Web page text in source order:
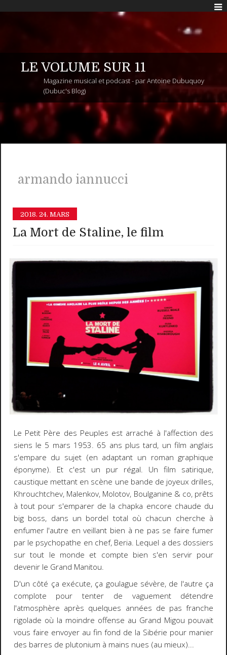
LE VOLUME SUR 11
Magazine musical et podcast - par Antoine Dubuquoy
(Dubuc's Blog)
armando iannucci
2018. 24. MARS
La Mort de Staline, le film
Le Petit Père des Peuples est arraché à l'affection des
siens le 5 mars 1953. 65 ans plus tard, un film anglais
s'empare du sujet (en adaptant un roman graphique
éponyme). Et c'est un pur régal. Un film satirique,
caustique mettant en scène une bande de joyeux drilles,
Khrouchtchev, Malenkov, Molotov, Boulganine & co, prêts
à tout pour s'emparer de la chapka encore chaude du
big boss, dans un bordel total où chacun cherche à
enfumer l'autre en veillant bien à ne pas se faire fumer
par le psychopathe en chef, Beria. Lequel a des dossiers
sur tout le monde et compte bien s'en servir pour
devenir le Grand Manitou.
D'un côté ça exécute, ça goulague sévère, de l'autre ça
complote pour tenter de vaguement détendre
l'atmosphère après quelques années de pas franche
rigolade où la moindre offense au Grand Migou pouvait
vous faire envoyer au fin fond de la Sibérie pour manier
des barres de plutonium à mains nues (au mieux)...